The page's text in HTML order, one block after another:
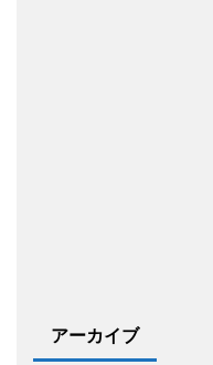
アーカイブ